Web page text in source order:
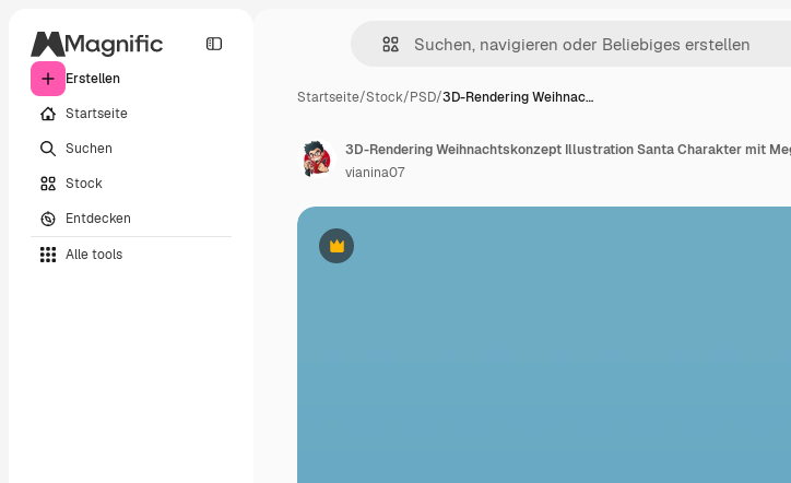
Erstellen
Startseite
Suchen
Stock
Entdecken
Alle tools
Startseite/Stock/PSD/3D-Rendering Weihnac…
Premium
3D-Rendering Weihnachtskonzept Illustration Santa Charakter mit
vianina07